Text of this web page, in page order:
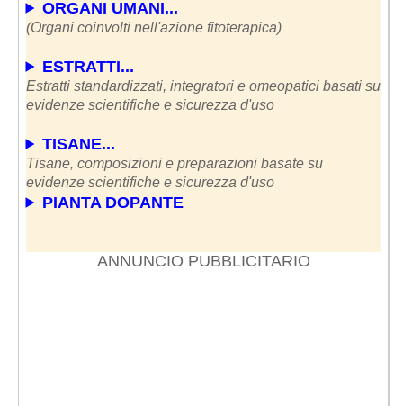
ORGANI UMANI...
(Organi coinvolti nell'azione fitoterapica)
ESTRATTI...
Estratti standardizzati, integratori e omeopatici basati su
evidenze scientifiche e sicurezza d'uso
TISANE...
Tisane, composizioni e preparazioni basate su
evidenze scientifiche e sicurezza d'uso
PIANTA DOPANTE
ANNUNCIO PUBBLICITARIO